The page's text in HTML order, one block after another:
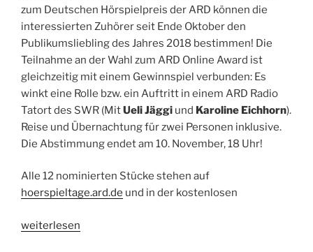
zum Deutschen Hörspielpreis der ARD können die
interessierten Zuhörer seit Ende Oktober den
Publikumsliebling des Jahres 2018 bestimmen! Die
Teilnahme an der Wahl zum ARD Online Award ist
gleichzeitig mit einem Gewinnspiel verbunden: Es
winkt eine Rolle bzw. ein Auftritt in einem ARD Radio
Tatort des SWR (MitUeli Jäggi und Karoline Eichhorn).
Reise und Übernachtung für zwei Personen inklusive.
Die Abstimmung endet am 10. November, 18 Uhr!
Alle 12 nominierten Stücke stehen auf
hoerspieltage.ard.de und in der kostenlosen
„ARD
weiterlesen